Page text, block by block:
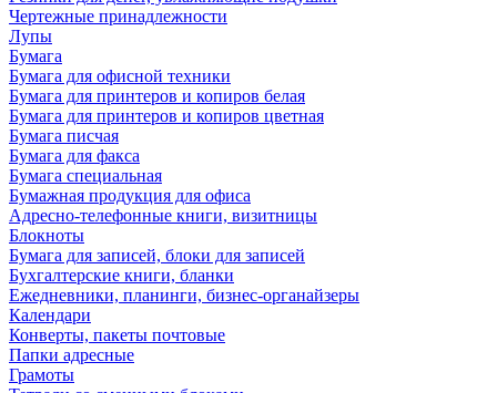
Чертежные принадлежности
Лупы
Бумага
Бумага для офисной техники
Бумага для принтеров и копиров белая
Бумага для принтеров и копиров цветная
Бумага писчая
Бумага для факса
Бумага специальная
Бумажная продукция для офиса
Адресно-телефонные книги, визитницы
Блокноты
Бумага для записей, блоки для записей
Бухгалтерские книги, бланки
Ежедневники, планинги, бизнес-органайзеры
Календари
Конверты, пакеты почтовые
Папки адресные
Грамоты